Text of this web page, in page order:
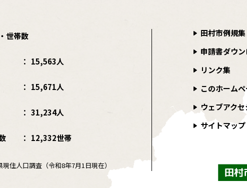
世帯数
15,563人
15,671人
31,234人
12,332世帯
現住人口調査（令和8年7月1日現在）
田村市例規集
申請書ダウ
リンク集
このホーム
ウェブアク
サイトマップ